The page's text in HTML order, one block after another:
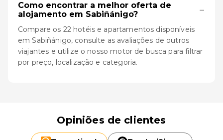
Como encontrar a melhor oferta de
alojamento em Sabiñánigo?
−
Compare os 22 hotéis e apartamentos disponíveis
em Sabiñánigo, consulte as avaliações de outros
viajantes e utilize o nosso motor de busca para filtrar
por preço, localização e categoria.
Opiniões de clientes